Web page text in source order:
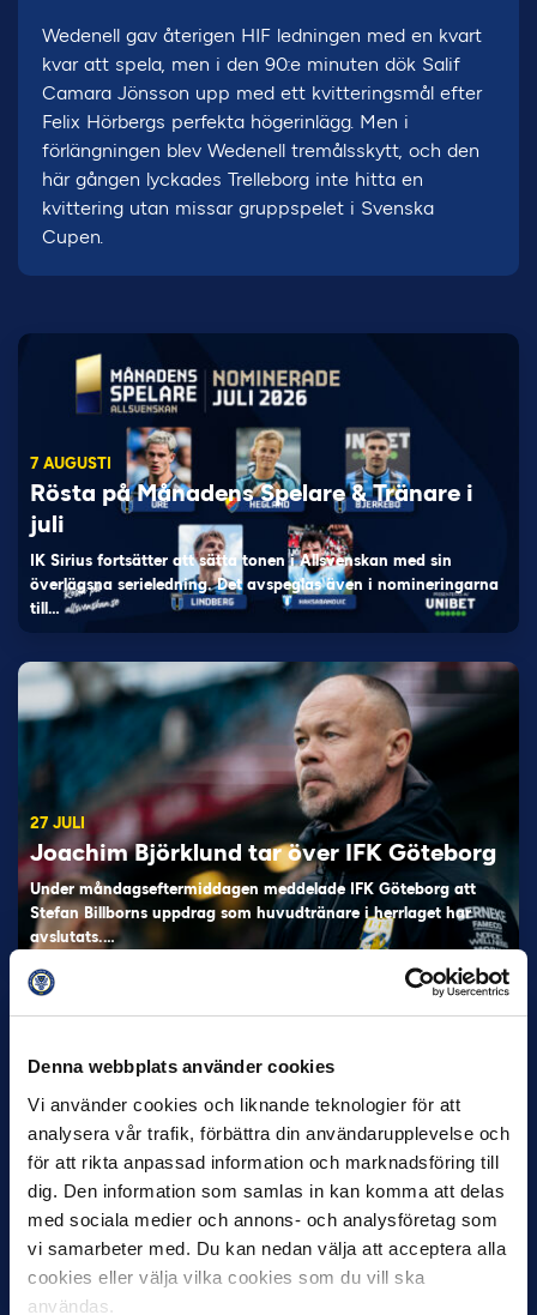
Denna webbplats använder cookies
Vi använder cookies och liknande teknologier för att
analysera vår trafik, förbättra din användarupplevelse och
för att rikta anpassad information och marknadsföring till
dig. Den information som samlas in kan komma att delas
med sociala medier och annons- och analysföretag som
vi samarbeter med. Du kan nedan välja att acceptera alla
cookies eller välja vilka cookies som du vill ska
användas.
Wedenell gav återigen HIF ledningen med en kvart
kvar att spela, men i den 90:e minuten dök Salif
Camara Jönsson upp med ett kvitteringsmål efter
Felix Hörbergs perfekta högerinlägg. Men i
förlängningen blev Wedenell tremålsskytt, och den
här gången lyckades Trelleborg inte hitta en
kvittering utan missar gruppspelet i Svenska
Cupen.
7 AUGUSTI
Rösta på Månadens Spelare & Tränare i
juli
IK Sirius fortsätter att sätta tonen i Allsvenskan med sin
överlägsna serieledning. Det avspeglas även i nomineringarna
till…
27 JULI
Joachim Björklund tar över IFK Göteborg
Under måndagseftermiddagen meddelade IFK Göteborg att
Stefan Billborns uppdrag som huvudtränare i herrlaget har
avslutats.…
30 JUNI
Helstrup ny tränare i Malmö FF